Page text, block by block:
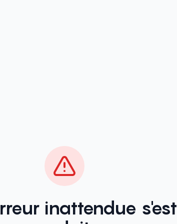
inattendue s'est